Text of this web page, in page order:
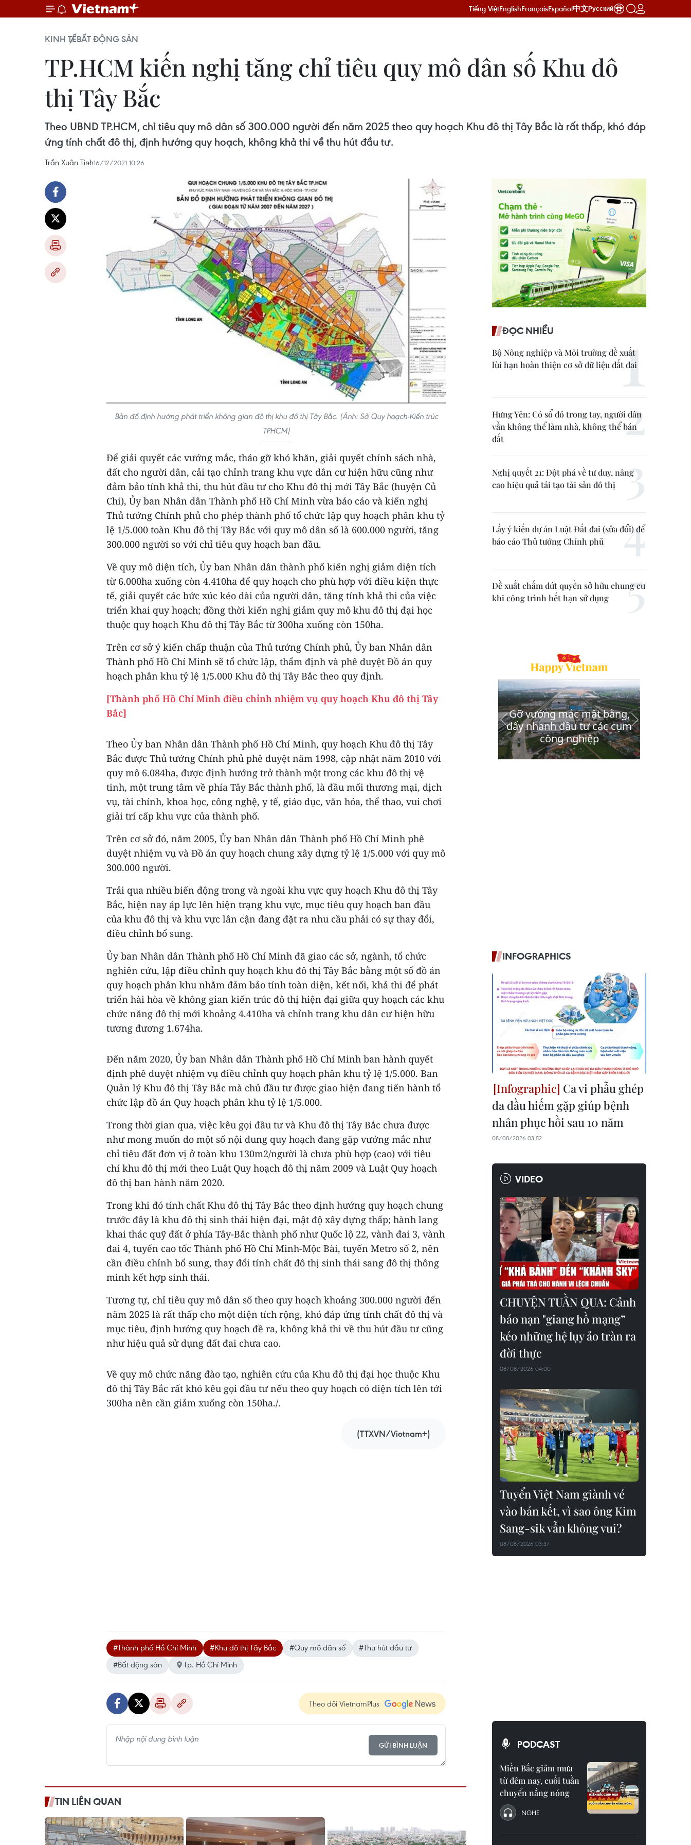
Tiếng ViệtEnglishFrançaisEspañol中文Русский
KINH TẾBẤT ĐỘNG SẢN
TP.HCM kiến nghị tăng chỉ tiêu quy mô dân số Khu đô
thị Tây Bắc
Theo UBND TP.HCM, chỉ tiêu quy mô dân số 300.000 người đến năm 2025 theo quy hoạch Khu đô thị Tây Bắc là rất thấp, khó đáp
ứng tính chất đô thị, định hướng quy hoạch, không khả thi về thu hút đầu tư.
Trần Xuân Tình16/12/2021 10:26
Bản đồ định hướng phát triển không gian đô thị khu đô thị Tây Bắc. (Ảnh: Sở Quy hoạch-Kiến trúc
TPHCM)
Để giải quyết các vướng mắc, tháo gỡ khó khăn, giải quyết chính sách nhà,
đất cho người dân, cải tạo chỉnh trang khu vực dân cư hiện hữu cũng như
đảm bảo tính khả thi, thu hút đầu tư cho Khu đô thị mới Tây Bắc (huyện Củ
Chi), Ủy ban Nhân dân Thành phố Hồ Chí Minh vừa báo cáo và kiến nghị
Thủ tướng Chính phủ cho phép thành phố tổ chức lập quy hoạch phân khu tỷ
lệ 1/5.000 toàn Khu đô thị Tây Bắc với quy mô dân số là 600.000 người, tăng
300.000 người so với chỉ tiêu quy hoạch ban đầu.
Về quy mô diện tích, Ủy ban Nhân dân thành phố kiến nghị giảm diện tích
từ 6.000ha xuống còn 4.410ha để quy hoạch cho phù hợp với điều kiện thực
tế, giải quyết các bức xúc kéo dài của người dân, tăng tính khả thi của việc
triển khai quy hoạch; đồng thời kiến nghị giảm quy mô khu đô thị đại học
thuộc quy hoạch Khu đô thị Tây Bắc từ 300ha xuống còn 150ha.
Trên cơ sở ý kiến chấp thuận của Thủ tướng Chính phủ, Ủy ban Nhân dân
Thành phố Hồ Chí Minh sẽ tổ chức lập, thẩm định và phê duyệt Đồ án quy
hoạch phân khu tỷ lệ 1/5.000 Khu đô thị Tây Bắc theo quy định.
[Thành phố Hồ Chí Minh điều chỉnh nhiệm vụ quy hoạch Khu đô thị Tây
Bắc]
Theo Ủy ban Nhân dân Thành phố Hồ Chí Minh, quy hoạch Khu đô thị Tây
Bắc được Thủ tướng Chính phủ phê duyệt năm 1998, cập nhật năm 2010 với
quy mô 6.084ha, được định hướng trở thành một trong các khu đô thị vệ
tinh, một trung tâm về phía Tây Bắc thành phố, là đầu mối thương mại, dịch
vụ, tài chính, khoa học, công nghệ, y tế, giáo dục, văn hóa, thể thao, vui chơi
giải trí cấp khu vực của thành phố.
Trên cơ sở đó, năm 2005, Ủy ban Nhân dân Thành phố Hồ Chí Minh phê
duyệt nhiệm vụ và Đồ án quy hoạch chung xây dựng tỷ lệ 1/5.000 với quy mô
300.000 người.
Trải qua nhiều biến động trong và ngoài khu vực quy hoạch Khu đô thị Tây
Bắc, hiện nay áp lực lên hiện trạng khu vực, mục tiêu quy hoạch ban đầu
của khu đô thị và khu vực lân cận đang đặt ra nhu cầu phải có sự thay đổi,
điều chỉnh bổ sung.
Ủy ban Nhân dân Thành phố Hồ Chí Minh đã giao các sở, ngành, tổ chức
nghiên cứu, lập điều chỉnh quy hoạch khu đô thị Tây Bắc bằng một số đồ án
quy hoạch phân khu nhằm đảm bảo tính toàn diện, kết nối, khả thi để phát
triển hài hòa về không gian kiến trúc đô thị hiện đại giữa quy hoạch các khu
chức năng đô thị mới khoảng 4.410ha và chỉnh trang khu dân cư hiện hữu
tương đương 1.674ha.
Đến năm 2020, Ủy ban Nhân dân Thành phố Hồ Chí Minh ban hành quyết
định phê duyệt nhiệm vụ điều chỉnh quy hoạch phân khu tỷ lệ 1/5.000. Ban
Quản lý Khu đô thị Tây Bắc mà chủ đầu tư được giao hiện đang tiến hành tổ
chức lập đồ án Quy hoạch phân khu tỷ lệ 1/5.000.
Trong thời gian qua, việc kêu gọi đầu tư và Khu đô thị Tây Bắc chưa được
như mong muốn do một số nội dung quy hoạch đang gặp vướng mắc như
chỉ tiêu đất đơn vị ở toàn khu 130m2/người là chưa phù hợp (cao) với tiêu
chí khu đô thị mới theo Luật Quy hoạch đô thị năm 2009 và Luật Quy hoạch
đô thị ban hành năm 2020.
Trong khi đó tính chất Khu đô thị Tây Bắc theo định hướng quy hoạch chung
trước đây là khu đô thị sinh thái hiện đại, mật độ xây dựng thấp; hành lang
khai thác quỹ đất ở phía Tây-Bắc thành phố như Quốc lộ 22, vành đai 3, vành
đai 4, tuyến cao tốc Thành phố Hồ Chí Minh-Mộc Bài, tuyến Metro số 2, nên
cần điều chỉnh bổ sung, thay đổi tính chất đô thị sinh thái sang đô thị thông
minh kết hợp sinh thái.
Tương tự, chỉ tiêu quy mô dân số theo quy hoạch khoảng 300.000 người đến
năm 2025 là rất thấp cho một diện tích rộng, khó đáp ứng tính chất đô thị và
mục tiêu, định hướng quy hoạch đề ra, không khả thi về thu hút đầu tư cũng
như hiệu quả sử dụng đất đai chưa cao.
Về quy mô chức năng đào tạo, nghiên cứu của Khu đô thị đại học thuộc Khu
đô thị Tây Bắc rất khó kêu gọi đầu tư nếu theo quy hoạch có diện tích lên tới
300ha nên cần giảm xuống còn 150ha./.
(TTXVN/Vietnam+)
#Thành phố Hồ Chí Minh #Khu đô thị Tây Bắc #Quy mô dân số
#Thu hút đầu tư
#Bất động sản
Tp. Hồ Chí Minh
Theo dõi VietnamPlus
GỬI BÌNH LUẬN
TIN LIÊN QUAN
ĐỌC NHIỀU
Bộ Nông nghiệp và Môi trường đề xuất
lùi hạn hoàn thiện cơ sở dữ liệu đất đai
Hưng Yên: Có sổ đỏ trong tay, người dân
vẫn không thể làm nhà, không thể bán
đất
Nghị quyết 21: Đột phá về tư duy, nâng
cao hiệu quả tái tạo tài sản đô thị
Lấy ý kiến dự án Luật Đất đai (sửa đổi) để
báo cáo Thủ tướng Chính phủ
Đề xuất chấm dứt quyền sở hữu chung cư
khi công trình hết hạn sử dụng
INFOGRAPHICS
Ca vi phẫu ghép
da đầu hiếm gặp giúp bệnh
nhân phục hồi sau 10 năm
08/08/2026 03:52
VIDEO
CHUYỆN TUẦN QUA: Cảnh
báo nạn "giang hồ mạng”
kéo những hệ lụy ảo tràn ra
đời thực
08/08/2026 04:00
Tuyển Việt Nam giành vé
vào bán kết, vì sao ông Kim
Sang-sik vẫn không vui?
08/08/2026 03:37
PODCAST
Miền Bắc giảm mưa
từ đêm nay, cuối tuần
chuyển nắng nóng
NGHE